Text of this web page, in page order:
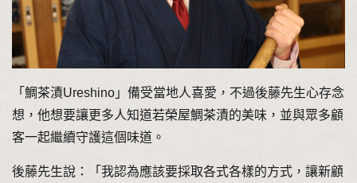
「鯛茶漬Ureshino」備受當地人喜愛，不過後藤先生心存念
想，他想要讓更多人知道若榮屋鯛茶漬的美味，並與眾多顧
客一起繼續守護這個味道。
後藤先生說：「我認為應該要採取各式各樣的方式，讓新顧